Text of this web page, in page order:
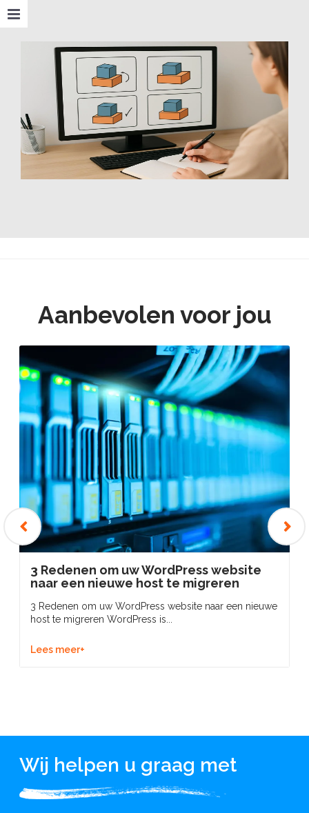
Aanbevolen voor jou
3 Redenen om uw WordPress website
naar een nieuwe host te migreren
3 Redenen om uw WordPress website naar een nieuwe
host te migreren WordPress is...
Lees meer+
‹ ›
Wij helpen u graag met